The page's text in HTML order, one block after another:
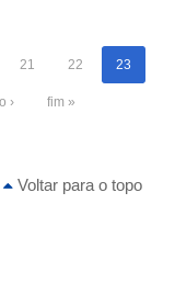
21 22 23
› fim »
Voltar para o topo